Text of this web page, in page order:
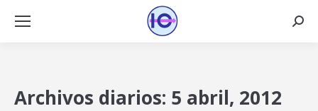
Archivos diarios: 5 abril, 2012